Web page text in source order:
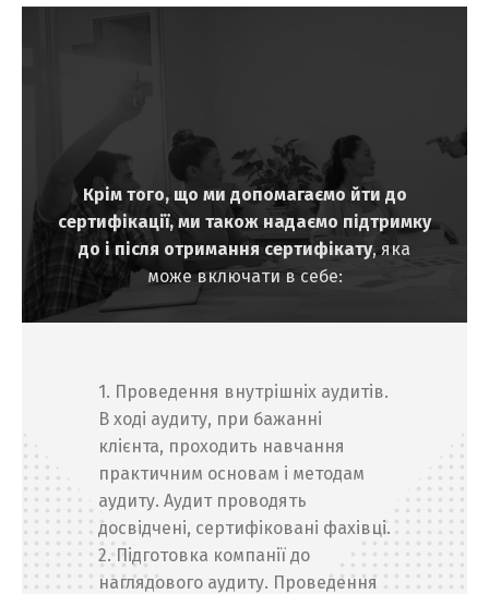
Крім того, що ми допомагаємо йти до
сертифікації, ми також надаємо підтримку
до і після отримання сертифікату, яка
може включати в себе:
1. Проведення внутрішніх аудитів.
В ході аудиту, при бажанні
клієнта, проходить навчання
практичним основам і методам
аудиту. Аудит проводять
досвідчені, сертифіковані фахівці.
2. Підготовка компанії до
наглядового аудиту. Проведення